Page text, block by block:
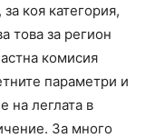
коя категория,
това за регион
комисия
параметри и
на леглата в
За много